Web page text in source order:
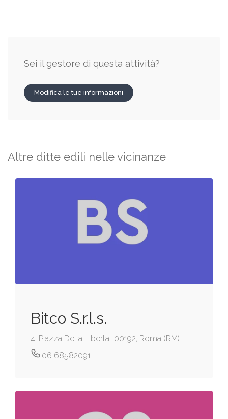
Sei il gestore di questa attività?
Modifica le tue informazioni
Altre ditte edili nelle vicinanze
Bitco S.r.l.s.
4, Piazza Della Liberta', 00192, Roma (RM)
06 68582091